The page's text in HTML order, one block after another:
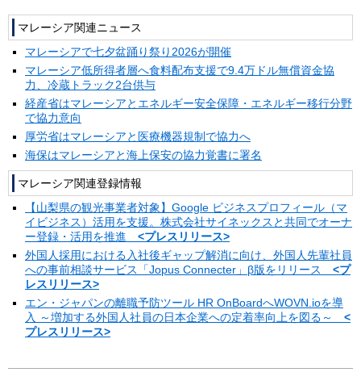
マレーシア関連ニュース
マレーシアで七夕盆踊り祭り2026が開催
マレーシア低所得者層へ食料配布支援で9.4万ドル無償資金協
力、冷蔵トラック2台供与
経産省はマレーシアとエネルギー安全保障・エネルギー移行分野
で協力意向
厚労省はマレーシアと医療機器規制で協力へ
海保はマレーシアと海上保安の協力覚書に署名
マレーシア関連登録情報
【山梨県の観光事業者対象】Google ビジネスプロフィール（マ
イビジネス）活用を支援。株式会社サイネックスと共同でオーナ
ー登録・活用を推進 <プレスリリース>
外国人採用における入社後ギャップ解消に向け、外国人先輩社員
への事前相談サービス「Jopus Connecter」β版をリリース <プ
レスリリース>
エン・ジャパンの離職予防ツール HR OnBoardへWOVN.ioを導
入 ～増加する外国人社員の日本企業への定着率向上を図る～ <
プレスリリース>